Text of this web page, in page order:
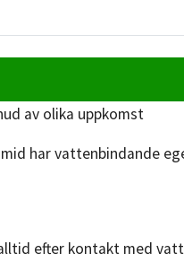
av olika uppkomst
har vattenbindande
efter kontakt med